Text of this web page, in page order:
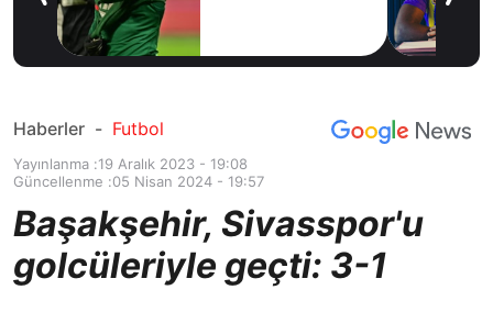
Haberler - Futbol
Yayınlanma :19 Aralık 2023 - 19:08
Güncellenme :05 Nisan 2024 - 19:57
Başakşehir, Sivasspor'u
golcüleriyle geçti: 3-1